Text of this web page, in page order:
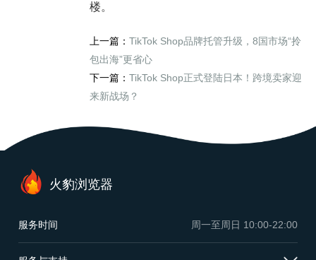
楼。
上一篇： TikTok Shop品牌托管升级，8国市场“拎
包出海”更省心
下一篇： TikTok Shop正式登陆日本！跨境卖家迎
来新战场？
服务时间 周一至周日 10:00-22:00
火豹浏览器